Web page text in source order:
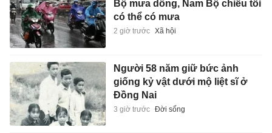
Bộ mưa dông, Nam Bộ chiều tối
có thể có mưa
2 giờ trước Xã hội
Người 58 năm giữ bức ảnh
giống kỷ vật dưới mộ liệt sĩ ở
Đồng Nai
3 giờ trước Đời sống